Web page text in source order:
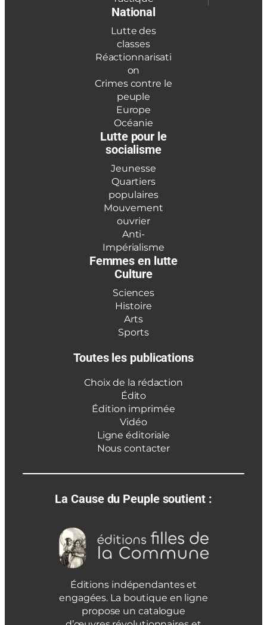
National
Lutte des
classes
Réactionnarisati
on
Crimes contre le
peuple
Europe
Océanie
Lutte pour le
socialisme
Jeunesse
Quartiers
populaires
Mouvement
ouvrier
Anti-
Impérialisme
Femmes en lutte
Culture
Sciences
Histoire
Arts
Sports
Toutes les publications
Choix de la rédaction
Édito
Édition imprimée
Vidéo
Ligne éditoriale
Nous contacter
La Cause du Peuple soutient :
Éditions indépendantes et
engagées. La boutique en ligne
propose un catalogue